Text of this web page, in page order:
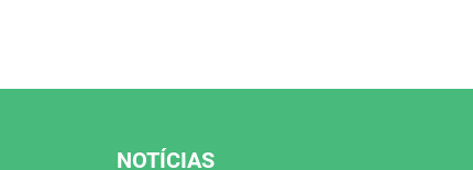
NOTÍCIAS